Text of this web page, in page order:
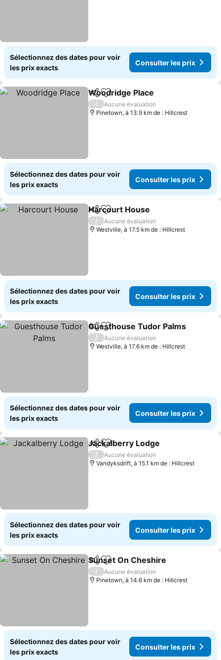
Sélectionnez des dates pour voir
les prix exacts
Consulter les prix
PartagerAjouter à mes favoris
Woodridge Place
/
Aucune évaluation
Pinetown, à 13.9 km de : Hillcrest
Sélectionnez des dates pour voir
les prix exacts
Consulter les prix
PartagerAjouter à mes favoris
Harcourt House
/
Aucune évaluation
Westville, à 17.5 km de : Hillcrest
Sélectionnez des dates pour voir
les prix exacts
Consulter les prix
PartagerAjouter à mes favoris
Guesthouse Tudor Palms
/
Aucune évaluation
Westville, à 17.6 km de : Hillcrest
Sélectionnez des dates pour voir
les prix exacts
Consulter les prix
PartagerAjouter à mes favoris
Jackalberry Lodge
/
Aucune évaluation
Vandyksdrift, à 15.1 km de : Hillcrest
Sélectionnez des dates pour voir
les prix exacts
Consulter les prix
PartagerAjouter à mes favoris
Sunset On Cheshire
/
Aucune évaluation
Pinetown, à 14.6 km de : Hillcrest
Sélectionnez des dates pour voir
les prix exacts
Consulter les prix